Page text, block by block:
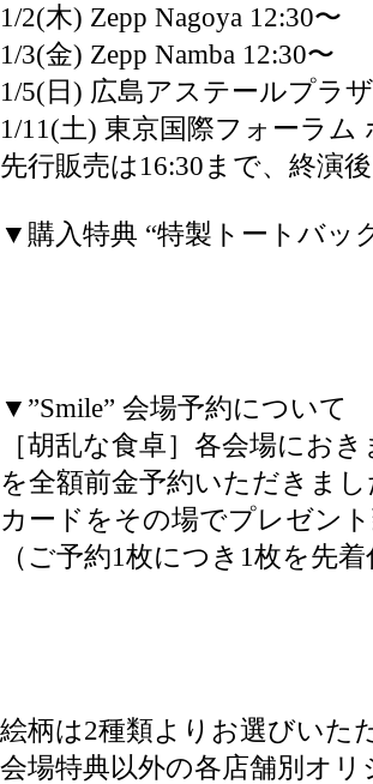
1/2(木) Zepp Nagoya 12:30〜
1/3(金) Zepp Namba 12:30〜
1/5(日) 広島アステールプラ
1/11(土) 東京国際フォーラム
先行販売は16:30まで、終演
▼購入特典 “特製トートバッ
▼”Smile” 会場予約について
［胡乱な食卓］各会場にお
を全額前金予約いただきま
カードをその場でプレゼント
（ご予約1枚につき1枚を先着
絵柄は2種類よりお選びいた
会場特典以外の各店舗別オ